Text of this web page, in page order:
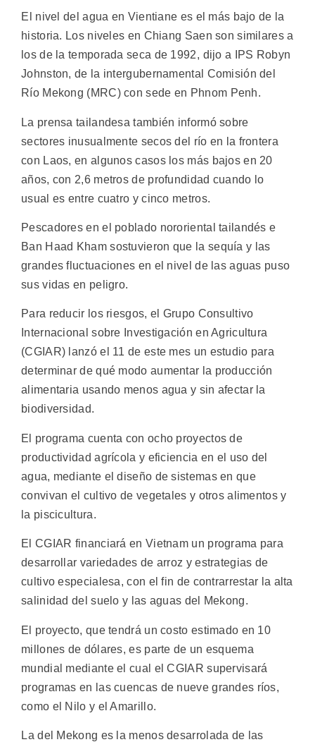
El nivel del agua en Vientiane es el más bajo de la
historia. Los niveles en Chiang Saen son similares a
los de la temporada seca de 1992, dijo a IPS Robyn
Johnston, de la intergubernamental Comisión del
Río Mekong (MRC) con sede en Phnom Penh.
La prensa tailandesa también informó sobre
sectores inusualmente secos del río en la frontera
con Laos, en algunos casos los más bajos en 20
años, con 2,6 metros de profundidad cuando lo
usual es entre cuatro y cinco metros.
Pescadores en el poblado nororiental tailandés e
Ban Haad Kham sostuvieron que la sequía y las
grandes fluctuaciones en el nivel de las aguas puso
sus vidas en peligro.
Para reducir los riesgos, el Grupo Consultivo
Internacional sobre Investigación en Agricultura
(CGIAR) lanzó el 11 de este mes un estudio para
determinar de qué modo aumentar la producción
alimentaria usando menos agua y sin afectar la
biodiversidad.
El programa cuenta con ocho proyectos de
productividad agrícola y eficiencia en el uso del
agua, mediante el diseño de sistemas en que
convivan el cultivo de vegetales y otros alimentos y
la piscicultura.
El CGIAR financiará en Vietnam un programa para
desarrollar variedades de arroz y estrategias de
cultivo especialesa, con el fin de contrarrestar la alta
salinidad del suelo y las aguas del Mekong.
El proyecto, que tendrá un costo estimado en 10
millones de dólares, es parte de un esquema
mundial mediante el cual el CGIAR supervisará
programas en las cuencas de nueve grandes ríos,
como el Nilo y el Amarillo.
La del Mekong es la menos desarrolada de las